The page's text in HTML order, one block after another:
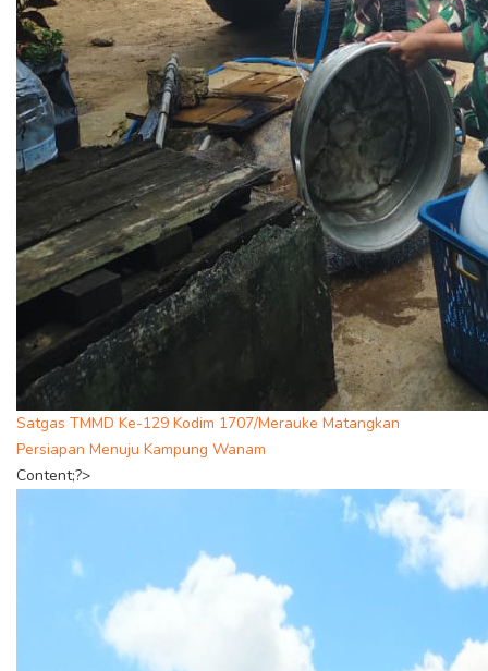
Satgas TMMD Ke-129 Kodim 1707/Merauke Matangkan
Persiapan Menuju Kampung Wanam
Content;?>